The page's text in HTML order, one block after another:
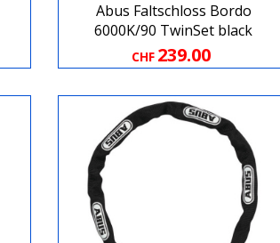
Abus Faltschloss Bordo
6000K/90 TwinSet black
CHF 239.00